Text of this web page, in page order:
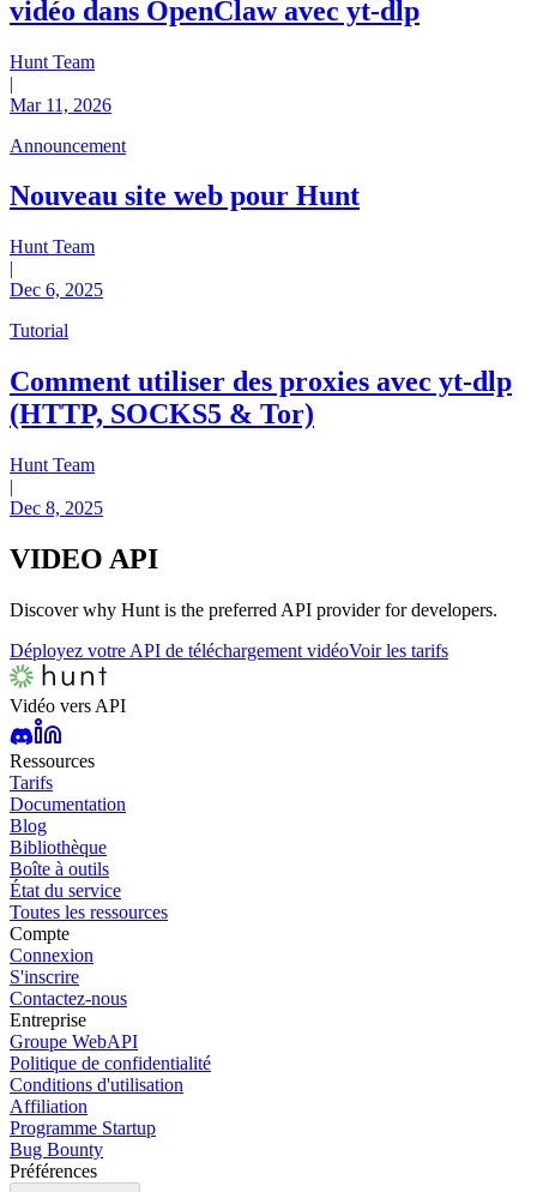
vidéo dans OpenClaw avec yt-dlp
Hunt Team
|
Mar 11, 2026
Announcement
Nouveau site web pour Hunt
Hunt Team
|
Dec 6, 2025
Tutorial
Comment utiliser des proxies avec yt-dlp
(HTTP, SOCKS5 & Tor)
Hunt Team
|
Dec 8, 2025
VIDEO API
Discover why Hunt is the preferred API provider for developers.
Déployez votre API de téléchargement vidéoVoir les tarifs
Vidéo vers API
Ressources
Tarifs
Documentation
Blog
Bibliothèque
Boîte à outils
État du service
Toutes les ressources
Compte
Connexion
S'inscrire
Contactez-nous
Entreprise
Groupe WebAPI
Politique de confidentialité
Conditions d'utilisation
Affiliation
Programme Startup
Bug Bounty
Préférences